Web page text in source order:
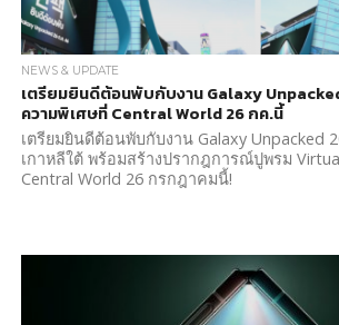
NEWS & UPDATE
เตรียมยินดีต้อนพับกับงาน Galaxy
ความพิเศษที่ Central World 26 กค.นี้
เตรียมยินดีต้อนพับกับงาน Galaxy Unpacked
เกาหลีใต้ พร้อมสร้างปรากฎการณ์ปูพรม
Central World 26 กรกฎาคมนี้!